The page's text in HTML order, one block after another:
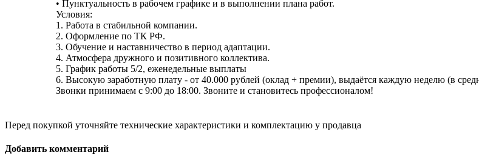
• Пунктуальность в рабочем графике и в выполнении плана работ.
Условия:
1. Работа в стабильной компании.
2. Оформление по ТК РФ.
3. Обучение и наставничество в период адаптации.
4. Атмосфера дружного и позитивного коллектива.
5. График работы 5/2, еженедельные выплаты
6. Высокую заработную плату - от 40.000 рублей (оклад + премии), выдаётся каждую неделю (в
Звонки принимаем с 9:00 до 18:00. Звоните и становитесь профессионалом!
Перед покупкой уточняйте технические характеристики и комплектацию у продавца
Добавить комментарий